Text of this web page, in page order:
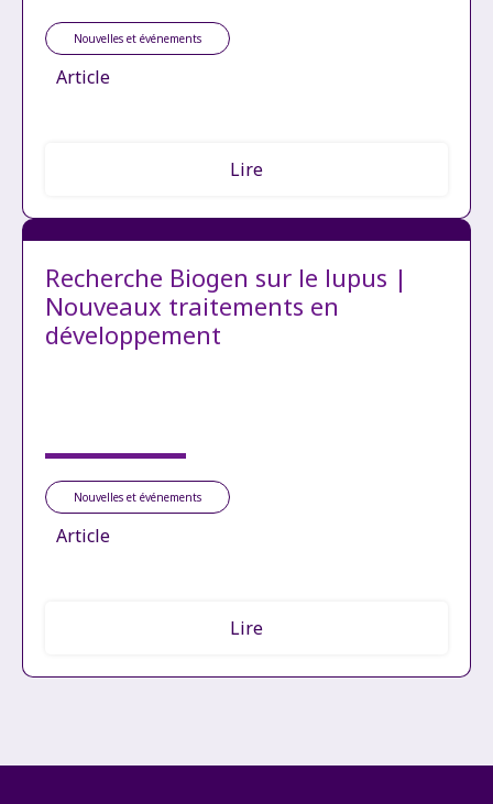
Nouvelles et événements
Article
Lire
Recherche Biogen sur le lupus |
Nouveaux traitements en
développement
Nouvelles et événements
Article
Lire